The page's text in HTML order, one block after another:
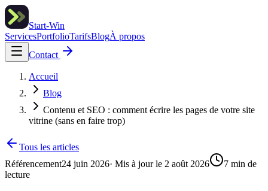
Start-Win
ServicesPortfolioTarifsBlogÀ propos
Contact
Accueil
Blog
Contenu et SEO : comment écrire les pages de votre site
vitrine (sans en faire trop)
Tous les articles
Référencement24 juin 2026· Mis à jour le 2 août 2026 7 min de
lecture